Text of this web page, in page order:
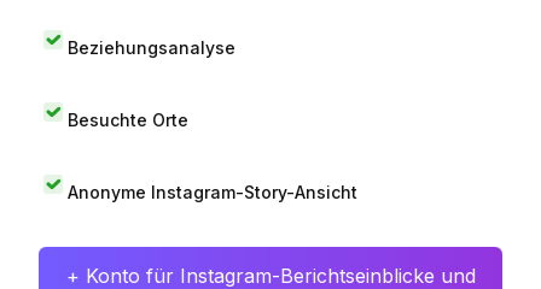
Beziehungsanalyse
Besuchte Orte
Anonyme Instagram-Story-Ansicht
+ Konto für Instagram-Berichtseinblicke und